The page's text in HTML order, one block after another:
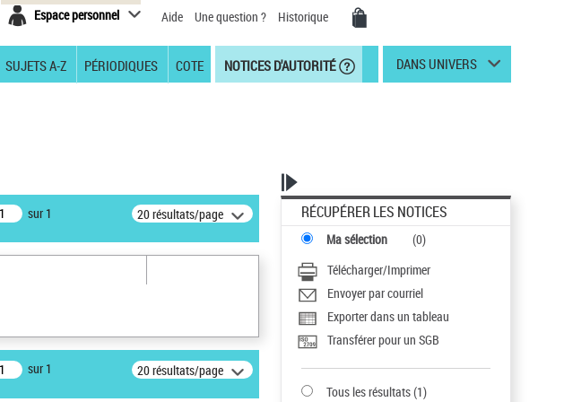
Espace personnel Aide Une question ? Historique
SUJETS A-Z PÉRIODIQUES COTE NOTICES D'AUTORITÉ DANS UNIVERS
sur 1 20 résultats/page
sur 1 20 résultats/page
RÉCUPÉRER LES NOTICES
Ma sélection (0)
Télécharger/Imprimer
Envoyer par courriel
Exporter dans un tableau
Transférer pour un SGB
Tous les résultats(1)